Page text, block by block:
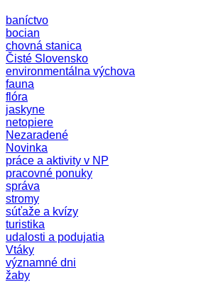
baníctvo
bocian
chovná stanica
Čisté Slovensko
environmentálna výchova
fauna
flóra
jaskyne
netopiere
Nezaradené
Novinka
práce a aktivity v NP
pracovné ponuky
správa
stromy
súťaže a kvízy
turistika
udalosti a podujatia
Vtáky
významné dni
žaby